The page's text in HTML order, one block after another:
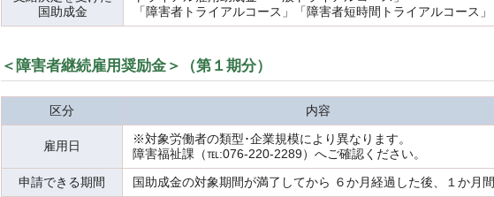
国助成金
「障害者トライアルコース」「障害者短時間トライアルコース」
＜障害者継続雇用奨励金＞（第１期分）
区分 内容
雇用日
※対象労働者の類型･企業規模により異なります。
障害福祉課（℡:076-220-2289）へご確認ください。
申請できる期間
国助成金の対象期間が満了してから ６か月経過した後、１か月間